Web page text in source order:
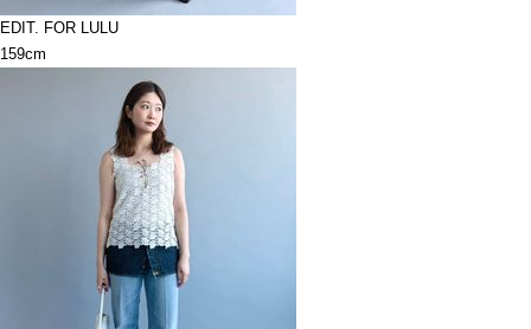
EDIT. FOR LULU
159cm